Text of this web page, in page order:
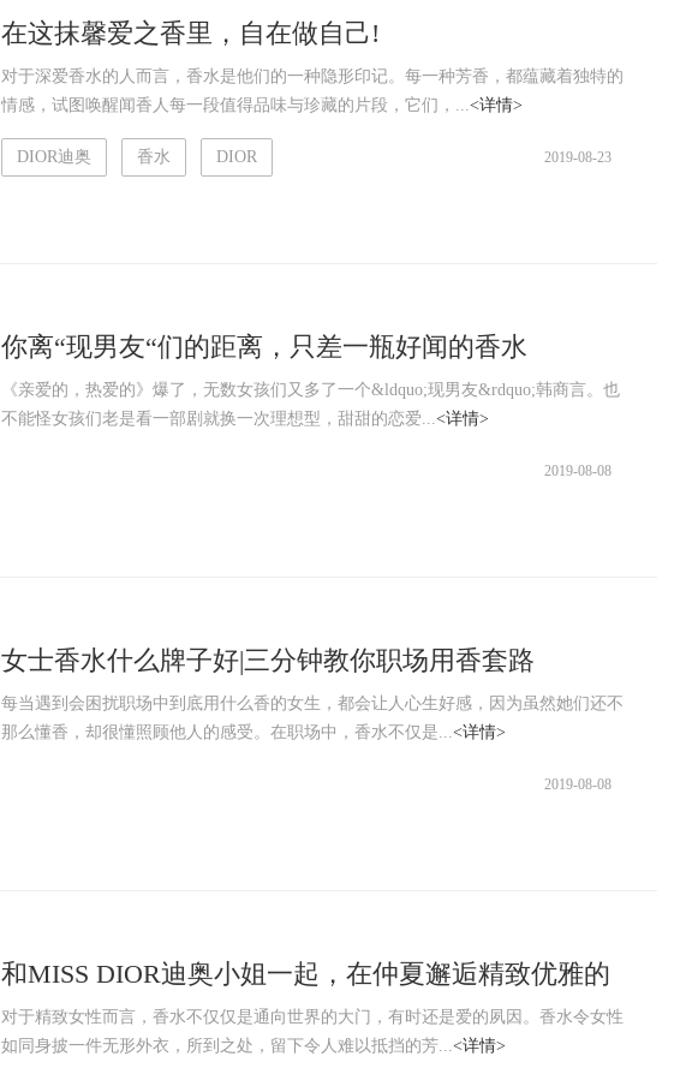
在这抹馨爱之香里，自在做自己!
对于深爱香水的人而言，香水是他们的一种隐形印记。每一种芳香，都蕴藏着独特的
情感，试图唤醒闻香人每一段值得品味与珍藏的片段，它们，...<详情>
DIOR迪奥 香水 DIOR 2019-08-23
你离“现男友“们的距离，只差一瓶好闻的香水
《亲爱的，热爱的》爆了，无数女孩们又多了一个&ldquo;现男友&rdquo;韩商言。也
不能怪女孩们老是看一部剧就换一次理想型，甜甜的恋爱...<详情>
2019-08-08
女士香水什么牌子好|三分钟教你职场用香套路
每当遇到会困扰职场中到底用什么香的女生，都会让人心生好感，因为虽然她们还不
那么懂香，却很懂照顾他人的感受。在职场中，香水不仅是...<详情>
2019-08-08
和MISS DIOR迪奥小姐一起，在仲夏邂逅精致优雅的
自己!
对于精致女性而言，香水不仅仅是通向世界的大门，有时还是爱的夙因。香水令女性
如同身披一件无形外衣，所到之处，留下令人难以抵挡的芳...<详情>